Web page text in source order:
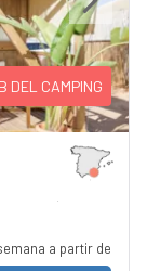
Next
DEL CAMPING
a partir de